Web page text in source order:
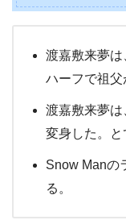
渡嘉敷来夢
ハーフで祖父
渡嘉敷来夢
変身した。と
Snow Manの
る。